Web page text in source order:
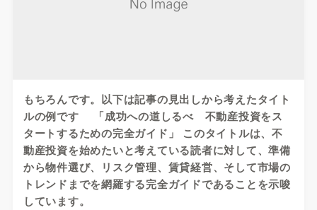
もちろんです。以下は記事の見出しから考えたタイト
ルの例です 「成功への道しるべ 不動産投資をス
タートするための完全ガイド」 このタイトルは、不
動産投資を始めたいと考えている読者に対して、準備
から物件選び、リスク管理、賃貸経営、そして市場の
トレンドまでを網羅する完全ガイドであることを示唆
しています。